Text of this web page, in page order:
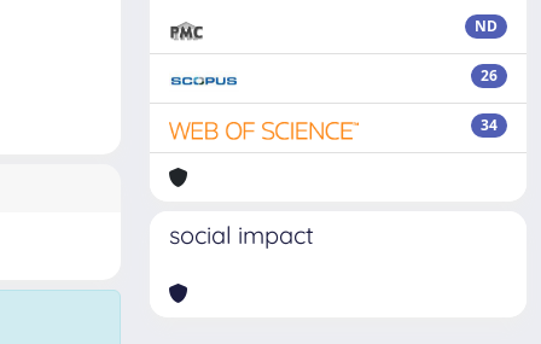
ND
26
34
social impact